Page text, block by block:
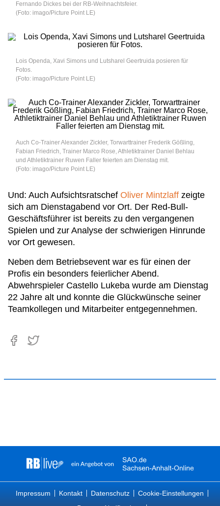
Fernando Dickes bei der RB-Weihnachtsfeier.
(Foto: imago/Picture Point LE)
Lois Openda, Xavi Simons und Lutsharel Geertruida posieren für
Fotos.
(Foto: imago/Picture Point LE)
Auch Co-Trainer Alexander Zickler, Torwarttrainer Frederik Gößling,
Fabian Friedrich, Trainer Marco Rose, Athletiktrainer Daniel Behlau
und Athletiktrainer Ruwen Faller feierten am Dienstag mit.
(Foto: imago/Picture Point LE)
Und: Auch Aufsichtsratschef Oliver Mintzlaff zeigte
sich am Dienstagabend vor Ort. Der Red-Bull-
Geschäftsführer ist bereits zu den vergangenen
Spielen und zur Analyse der schwierigen Hinrunde
vor Ort gewesen.
Neben dem Betriebsevent war es für einen der
Profis ein besonders feierlicher Abend.
Abwehrspieler Castello Lukeba wurde am Dienstag
22 Jahre alt und konnte die Glückwünsche seiner
Teamkollegen und Mitarbeiter entgegennehmen.
Impressum Kontakt Datenschutz
Cookie-Einstellungen